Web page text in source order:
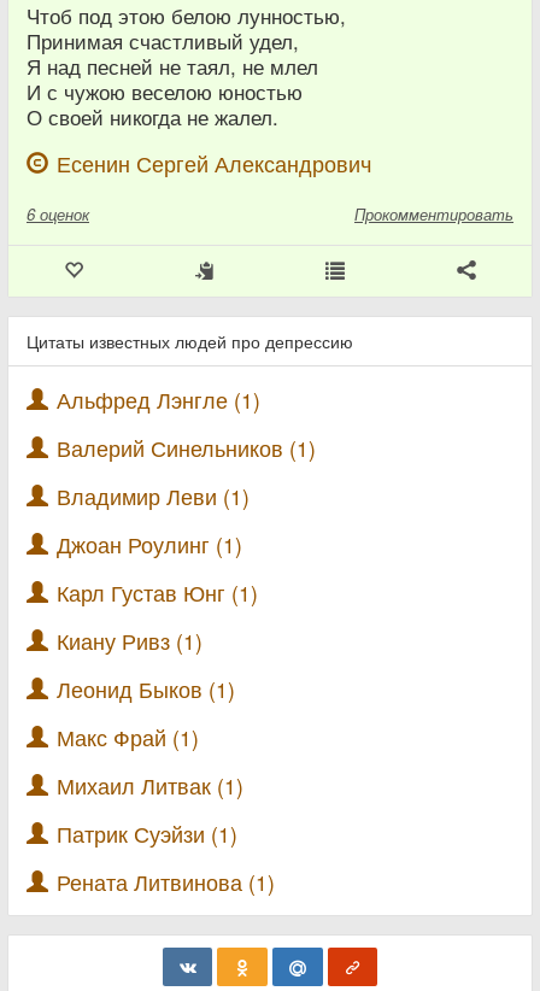
Чтоб под этою белою лунностью,
Принимая счастливый удел,
Я над песней не таял, не млел
И с чужою веселою юностью
О своей никогда не жалел.
Есенин Сергей Александрович
6 оценок Прокомментировать
Цитаты известных людей про депрессию
Альфред Лэнгле (1)
Валерий Синельников (1)
Владимир Леви (1)
Джоан Роулинг (1)
Карл Густав Юнг (1)
Киану Ривз (1)
Леонид Быков (1)
Макс Фрай (1)
Михаил Литвак (1)
Патрик Суэйзи (1)
Рената Литвинова (1)